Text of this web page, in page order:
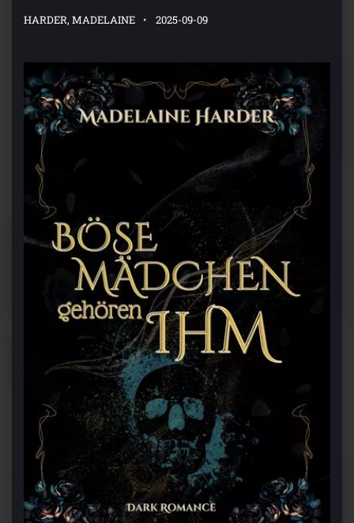
HARDER, MADELAINE 2025-09-09